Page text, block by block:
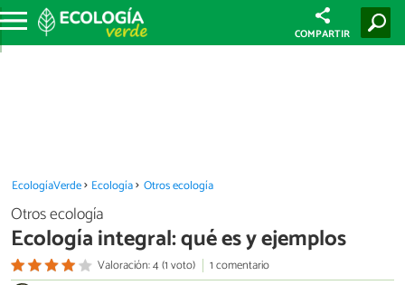
COMPARTIR
EcologíaVerde Ecología Otros ecología
Otros ecología
Ecología integral: qué es y ejemplos
Valoración: 4 (1 voto)
1 comentario